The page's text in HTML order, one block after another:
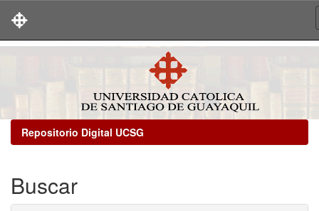
Repositorio Digital UCSG
Buscar